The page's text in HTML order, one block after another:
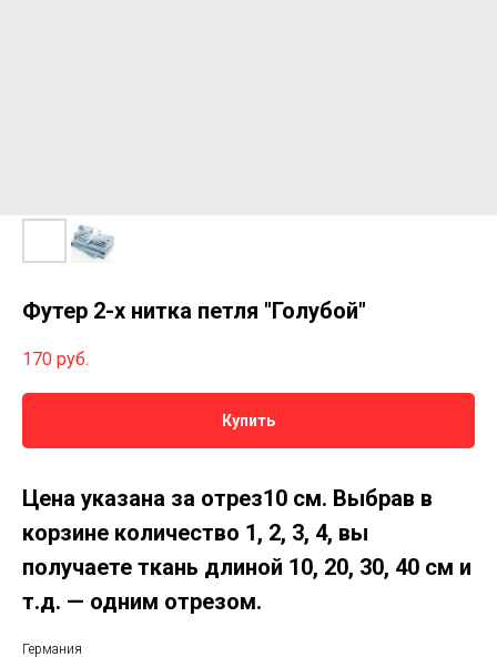
Футер 2-х нитка петля "Голубой"
170 руб.
Купить
Цена указана за отрез10 см. Выбрав в
корзине количество 1, 2, 3, 4, вы
получаете ткань длиной 10, 20, 30, 40 см и
т.д. — одним отрезом.
Германия